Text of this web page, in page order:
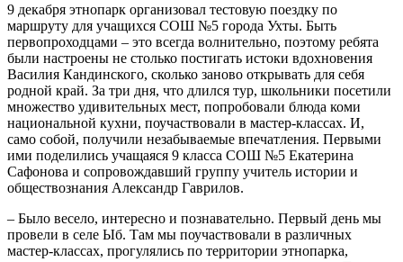
9 декабря этнопарк организовал тестовую поездку по
маршруту для учащихся СОШ №5 города Ухты. Быть
первопроходцами ‒ это всегда волнительно, поэтому ребята
были настроены не столько постигать истоки вдохновения
Василия Кандинского, сколько заново открывать для себя
родной край. За три дня, что длился тур, школьники посетили
множество удивительных мест, попробовали блюда коми
национальной кухни, поучаствовали в мастер-классах. И,
само собой, получили незабываемые впечатления. Первыми
ими поделились учащаяся 9 класса СОШ №5 Екатерина
Сафонова и сопровождавший группу учитель истории и
обществознания Александр Гаврилов.
– Было весело, интересно и познавательно. Первый день мы
провели в селе Ыб. Там мы поучаствовали в различных
мастер-классах, прогулялись по территории этнопарка,